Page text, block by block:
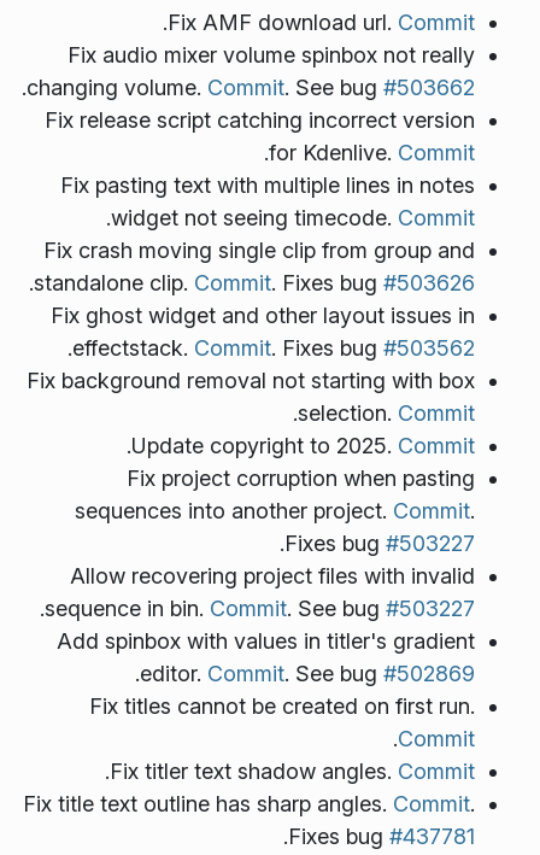
Fix AMF download url. Commit
.
Fix audio mixer volume spinbox not really
changing volume. Commit. See bug #503662
.
Fix release script catching incorrect version
for Kdenlive. Commit
.
Fix pasting text with multiple lines in notes
widget not seeing timecode. Commit
.
Fix crash moving single clip from group and
standalone clip. Commit. Fixes bug #503626
.
Fix ghost widget and other layout issues in
effectstack. Commit. Fixes bug #503562
.
Fix background removal not starting with box
selection. Commit
.
Update copyright to 2025. Commit
.
Fix project corruption when pasting
sequences into another project. Commit.
Fixes bug #503227
.
Allow recovering project files with invalid
sequence in bin. Commit. See bug #503227
.
Add spinbox with values in titler's gradient
editor. Commit. See bug #502869
.
Fix titles cannot be created on first run.
Commit
.
Fix titler text shadow angles. Commit
.
Fix title text outline has sharp angles. Commit.
Fixes bug #437781
.